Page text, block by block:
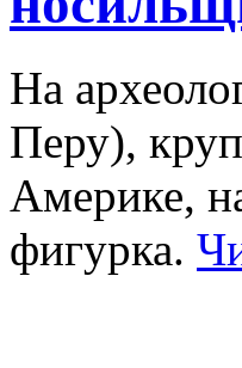
На
Перу),
Америке,
фигурка.